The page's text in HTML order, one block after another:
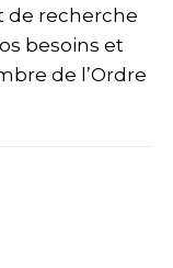
de recherche
besoins et
de l’Ordre